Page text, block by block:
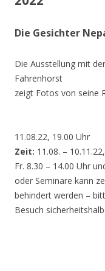
Die Gesichter
Die Ausstellung mit
Fahrenhorst
zeigt Fotos von seine
11.08.22, 19.00 Uhr
Zeit: 11.08. –
Fr. 8.30 – 14.00 Uhr
oder Seminare kann
behindert werden –
Besuch